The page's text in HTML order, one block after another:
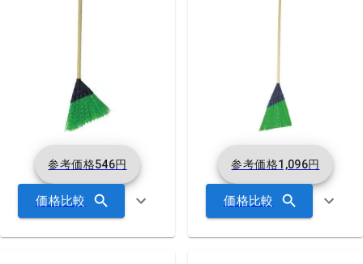
参考価格546円
価格比較
参考価格1,096円
価格比較